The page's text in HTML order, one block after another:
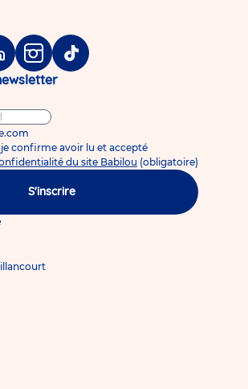
Instagram
Tiktok
confirme avoir lu et accepté
du site Babilou (obligatoire)
S'inscrire